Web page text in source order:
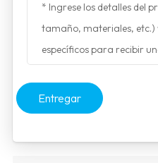
Entregar